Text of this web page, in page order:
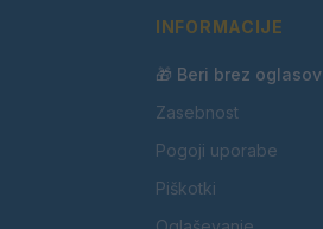
INFORMACIJE
🎁 Beri brez oglasov
Zasebnost
Pogoji uporabe
Piškotki